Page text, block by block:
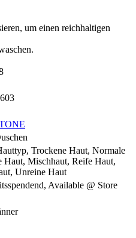
um einen reichhaltigen
Trockene Haut, Normale
Haut, Mischhaut, Reife Haut,
Unreine Haut
Available @ Store